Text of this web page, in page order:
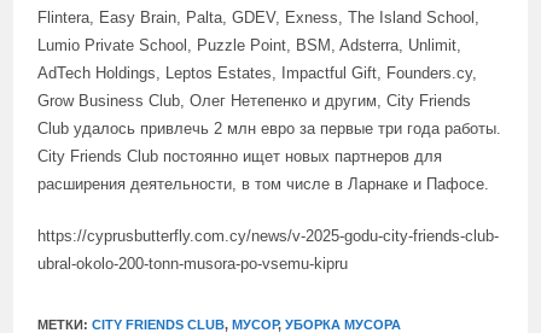
Flintera, Easy Brain, Palta, GDEV, Exness, The Island School,
Lumio Private School, Puzzle Point, BSM, Adsterra, Unlimit,
AdTech Holdings, Leptos Estates, Impactful Gift, Founders.cy,
Grow Business Club, Олег Нетепенко и другим, City Friends
Club удалось привлечь 2 млн евро за первые три года работы.
City Friends Club постоянно ищет новых партнеров для
расширения деятельности, в том числе в Ларнаке и Пафосе.
https://cyprusbutterfly.com.cy/news/v-2025-godu-city-friends-club-
ubral-okolo-200-tonn-musora-po-vsemu-kipru
МЕТКИ:CITY FRIENDS CLUB, МУСОР, УБОРКА МУСОРА